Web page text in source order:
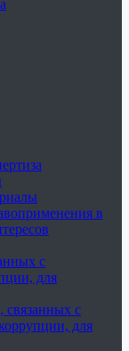
в
с
для
с
для